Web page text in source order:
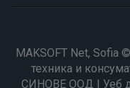
MAKSOFT Net, Sofia
техника и
СИНОВЕ ООД | Уеб